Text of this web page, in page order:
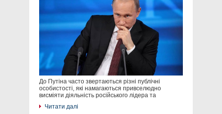
До Путіна часто звертаються різні публічні
особистості, які намагаються привселюдно
висміяти діяльність російського лідера та
Читати далі